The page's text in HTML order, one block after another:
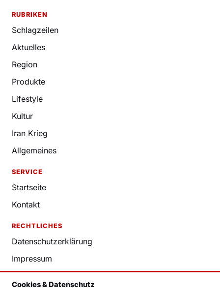
Cookies & Datenschutz
RUBRIKEN
Schlagzeilen
Aktuelles
Region
Produkte
Lifestyle
Kultur
Iran Krieg
Allgemeines
SERVICE
Startseite
Kontakt
RECHTLICHES
Datenschutzerklärung
Impressum